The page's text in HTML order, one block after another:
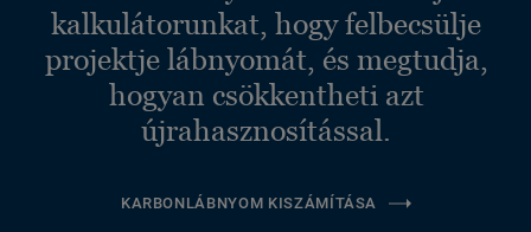
kalkulátorunkat, hogy felbecsülje
projektje lábnyomát, és megtudja,
hogyan csökkentheti azt
újrahasznosítással.
KARBONLÁBNYOM KISZÁMÍTÁSA